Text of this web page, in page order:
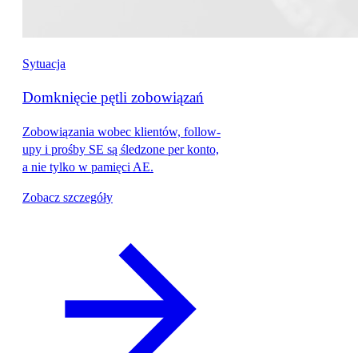
Sytuacja
Domknięcie pętli zobowiązań
Zobowiązania wobec klientów, follow-
upy i prośby SE są śledzone per konto,
a nie tylko w pamięci AE.
Zobacz szczegóły